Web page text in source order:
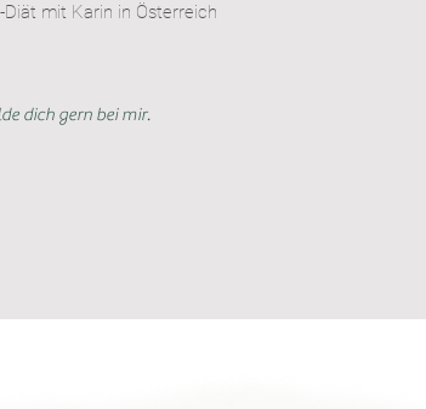
mit Karin in Österreich
dich gern bei mir.